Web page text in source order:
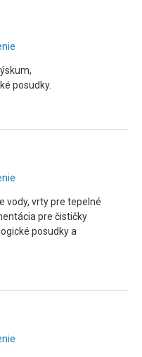
posudky.
vody, vrty pre tepelné
pre čističky
posudky a